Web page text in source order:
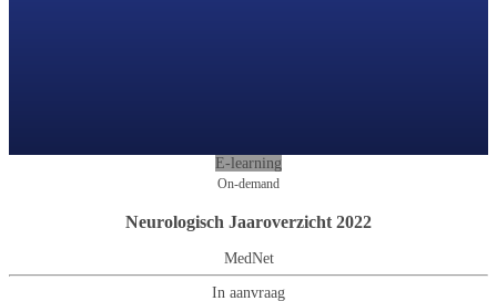
E-learning
On-demand
Neurologisch Jaaroverzicht 2022
MedNet
In aanvraag